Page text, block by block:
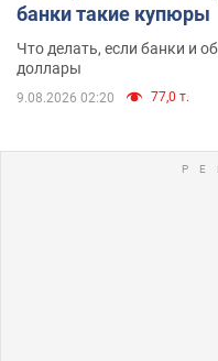
банки такие купюры
Что делать, если банки и
доллары
9.08.2026 02:20 77,0 т.